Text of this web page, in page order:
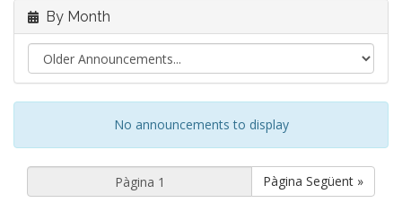
By Month
No announcements to display
Pàgina Següent »